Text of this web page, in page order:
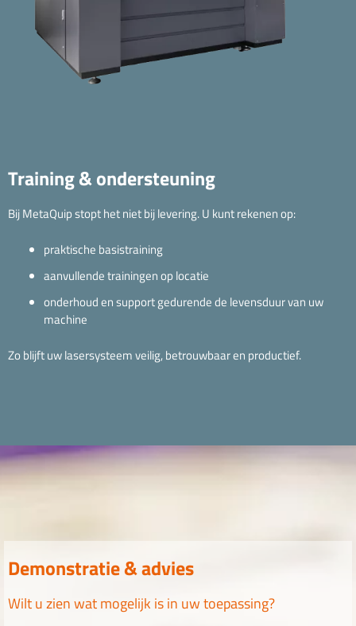
Training & ondersteuning
Bij MetaQuip stopt het niet bij levering. U kunt rekenen op:
praktische basistraining
aanvullende trainingen op locatie
onderhoud en support gedurende de levensduur van uw
machine
Zo blijft uw lasersysteem veilig, betrouwbaar en productief.
Demonstratie & advies
Wilt u zien wat mogelijk is in uw toepassing?